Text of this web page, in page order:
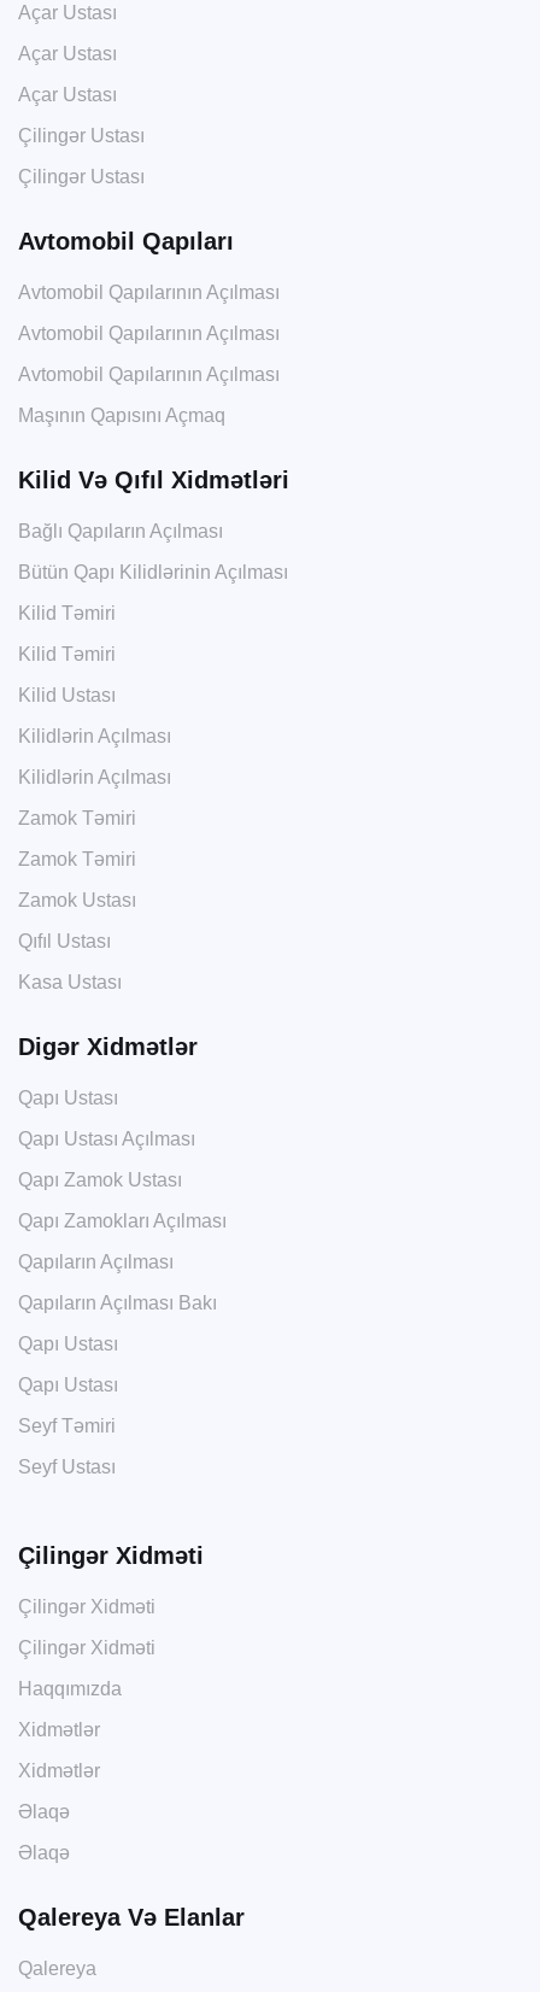
Açar Ustası
Açar Ustası
Açar Ustası
Çilingər Ustası
Çilingər Ustası
Avtomobil Qapıları
Avtomobil Qapılarının Açılması
Avtomobil Qapılarının Açılması
Avtomobil Qapılarının Açılması
Maşının Qapısını Açmaq
Kilid Və Qıfıl Xidmətləri
Bağlı Qapıların Açılması
Bütün Qapı Kilidlərinin Açılması
Kilid Təmiri
Kilid Təmiri
Kilid Ustası
Kilidlərin Açılması
Kilidlərin Açılması
Zamok Təmiri
Zamok Təmiri
Zamok Ustası
Qıfıl Ustası
Kasa Ustası
Digər Xidmətlər
Qapı Ustası
Qapı Ustası Açılması
Qapı Zamok Ustası
Qapı Zamokları Açılması
Qapıların Açılması
Qapıların Açılması Bakı
Qapı Ustası
Qapı Ustası
Seyf Təmiri
Seyf Ustası
Çilingər Xidməti
Çilingər Xidməti
Çilingər Xidməti
Haqqımızda
Xidmətlər
Xidmətlər
Əlaqə
Əlaqə
Qalereya Və Elanlar
Qalereya